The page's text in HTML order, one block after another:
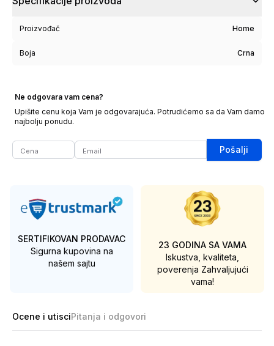
Proizvođač Home
Boja Crna
Ne odgovara vam cena?
Upišite cenu koja Vam je odgovarajuća. Potrudićemo sa da Vam damo
najbolju ponudu.
Pošalji
SERTIFIKOVAN PRODAVAC
Sigurna kupovina na
našem sajtu
23 GODINA SA VAMA
Iskustva, kvaliteta,
poverenja Zahvaljujući
vama!
Ocene i utisciPitanja i odgovori